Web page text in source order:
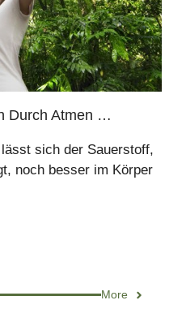
Durch Atmen …
sich der Sauerstoff,
noch besser im Körper
More